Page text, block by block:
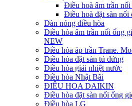
Điều hoà âm trần
Điều hoà đặt sàn nối
Dàn nóng điều hòa
Điều hòa âm trần nối ống
NEW
Điều hòa áp trần Trane.
Điều hòa đặt sàn tủ đứng
Điều hòa giải nhiệt nước
Điều hòa Nhật Bãi
ĐIÊU HOA DAIKIN
Điều hòa đặt sàn nối ống
Điều hòa LG